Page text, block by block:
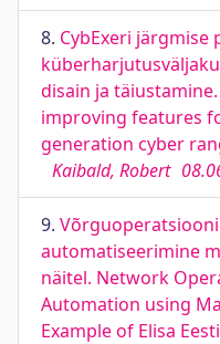
8. CybExeri järgmise
disain ja
improving features
generation cyber
Kaibald, Robert
9.
automatiseerimine
näitel. Network
Automation using
Example of Elisa